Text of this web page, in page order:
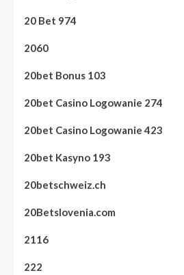
20 Bet 974
2060
20bet Bonus 103
20bet Casino Logowanie 274
20bet Casino Logowanie 423
20bet Kasyno 193
20betschweiz.ch
20Betslovenia.com
2116
222